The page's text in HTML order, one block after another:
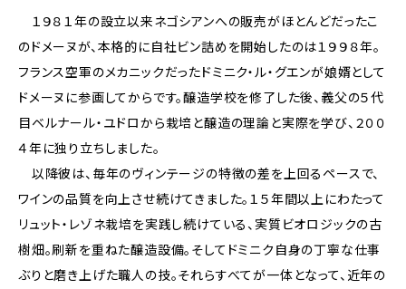
１９８１年の設立以来ネゴシアンへの販売がほとんどだったこ
のドメーヌが、本格的に自社ビン詰めを開始したのは１９９８年。
フランス空軍のメカニックだったドミニク・ル・グエンが娘婿として
ドメーヌに参画してからです。醸造学校を修了した後、義父の５代
目ベルナール・ユドロから栽培と醸造の理論と実際を学び、２００
４年に独り立ちしました。
以降彼は、毎年のヴィンテージの特徴の差を上回るペースで、
ワインの品質を向上させ続けてきました。１５年間以上にわたって
リュット・レゾネ栽培を実践し続けている、実質ビオロジックの古
樹畑。刷新を重ねた醸造設備。そしてドミニク自身の丁寧な仕事
ぶりと磨き上げた職人の技。それらすべてが一体となって、近年の